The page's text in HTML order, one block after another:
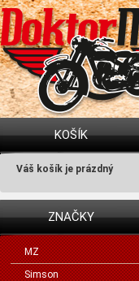
KOŠÍK
Váš košík je prázdný
ZNAČKY
MZ
Simson